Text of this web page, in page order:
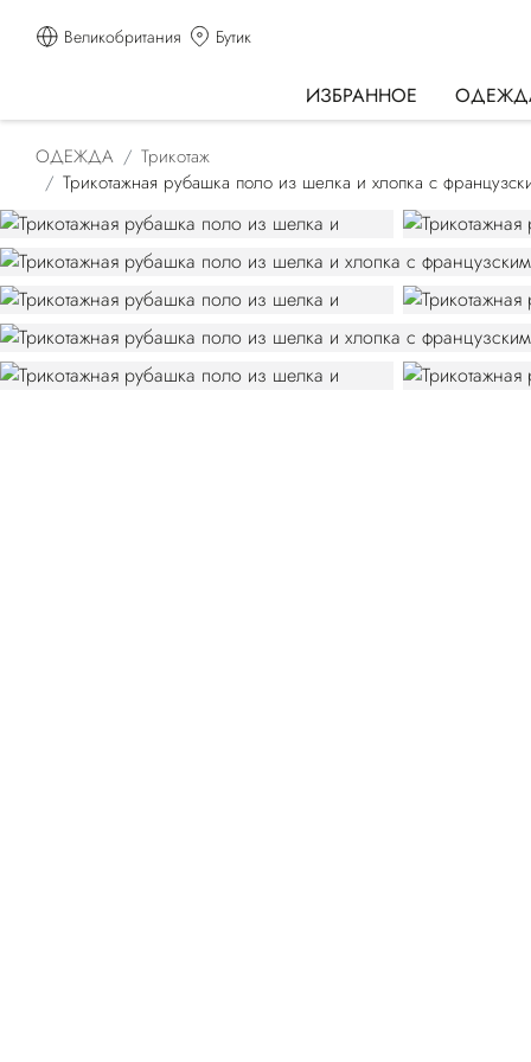
Великобритания Бутик
ИЗБРАННОЕ
ОДЕЖДА
Трикотаж
Трикотажная рубашка поло из шелка и хлопка с